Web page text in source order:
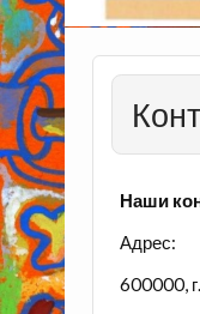
Наши
Адрес:
600000,